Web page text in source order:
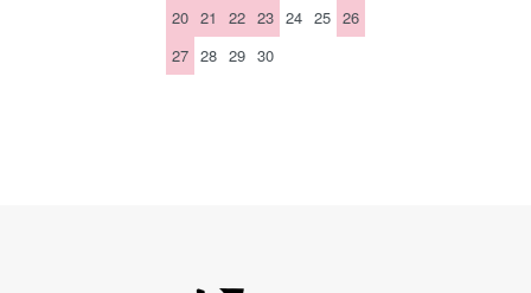
20 21 22 23 24 25 26
27 28 29 30